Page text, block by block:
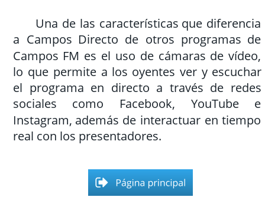
Una de las características que diferencia
a Campos Directo de otros programas de
Campos FM es el uso de cámaras de vídeo,
lo que permite a los oyentes ver y escuchar
el programa en directo a través de redes
sociales
como Facebook, YouTube
e
Instagram, además de interactuar en tiempo
real con los presentadores.